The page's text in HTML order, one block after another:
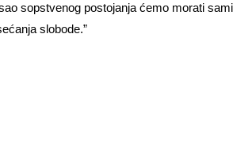
sopstvenog postojanja ćemo morati
slobode.”